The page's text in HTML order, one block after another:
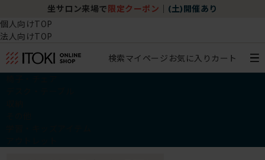
坐サロン来場で 限定クーポン (土)開催あり
個人向けTOP
法人向けTOP
検索マイページ お気に入り カート